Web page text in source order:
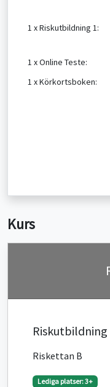
1 x Riskutbildning 1:
1 x Online Teste:
1 x Körkortsboken:
Kurs
Riskutbildning
Riskettan B
Lediga platser: 3+